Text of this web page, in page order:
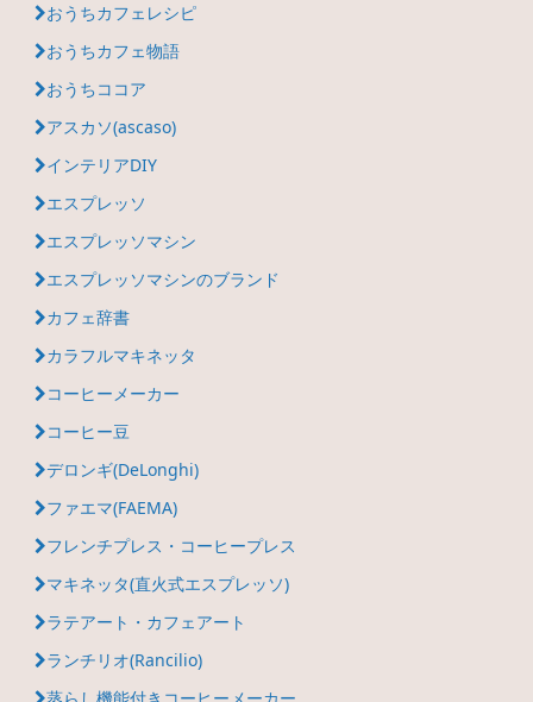
おうちカフェレシピ
おうちカフェ物語
おうちココア
アスカソ(ascaso)
インテリアDIY
エスプレッソ
エスプレッソマシン
エスプレッソマシンのブランド
カフェ辞書
カラフルマキネッタ
コーヒーメーカー
コーヒー豆
デロンギ(DeLonghi)
ファエマ(FAEMA)
フレンチプレス・コーヒープレス
マキネッタ(直火式エスプレッソ)
ラテアート・カフェアート
ランチリオ(Rancilio)